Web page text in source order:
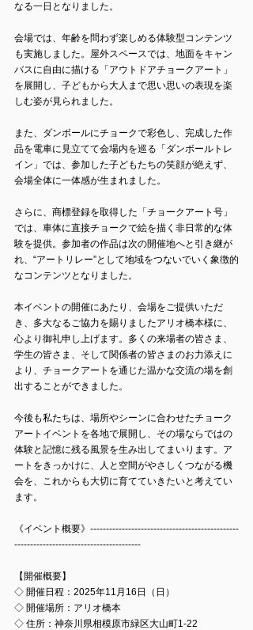
なる一日となりました。
会場では、年齢を問わず楽しめる体験型コンテンツ
も実施しました。屋外スペースでは、地面をキャン
バスに自由に描ける「アウトドアチョークアート」
を展開し、子どもから大人まで思い思いの表現を楽
しむ姿が見られました。
また、ダンボールにチョークで彩色し、完成した作
品を電車に見立てて会場内を巡る「ダンボールトレ
イン」では、参加した子どもたちの笑顔が絶えず、
会場全体に一体感が生まれました。
さらに、商標登録を取得した「チョークアート号」
では、車体に直接チョークで絵を描く非日常的な体
験を提供。参加者の作品は次の開催地へと引き継が
れ、“アートリレー”として地域をつないでいく象徴的
なコンテンツとなりました。
本イベントの開催にあたり、会場をご提供いただ
き、多大なるご協力を賜りましたアリオ橋本様に、
心より御礼申し上げます。多くの来場者の皆さま、
学生の皆さま、そして関係者の皆さまのお力添えに
より、チョークアートを通じた温かな交流の場を創
出することができました。
今後も私たちは、場所やシーンに合わせたチョーク
アートイベントを各地で展開し、その場ならではの
体験と記憶に残る風景を生み出してまいります。ア
ートをきっかけに、人と空間がやさしくつながる機
会を、これからも大切に育てていきたいと考えてい
ます。
《イベント概要》-----------------------------------------------
----------------------------------------
【開催概要】
◇ 開催日程： 2025年11月16日（日）
◇ 開催場所： アリオ橋本
◇ 住所： 神奈川県相模原市緑区大山町1-22